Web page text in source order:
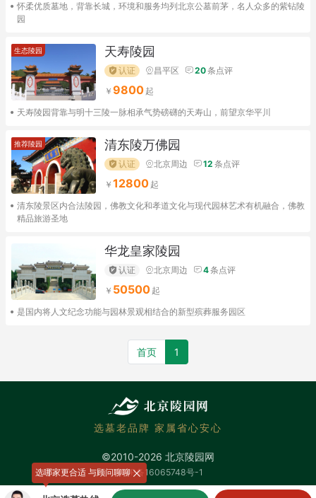
怀柔优质墓地，背靠长城，环境和服务均列北京公墓前茅，名人众多的紫钻陵
园
天寿陵园
认证 昌平区 20条点评
9800
天寿陵园背靠与明十三陵一脉相承气势磅礴的天寿山，前望京华平川
生态陵园
清东陵万佛园
认证 北京周边 12 条点评
12800
清东陵景区内合法陵园，佛教文化和孝道文化与现代园林艺术有机融合，佛教
精品旅游圣地
推荐陵园
华龙皇家陵园
认证 北京周边 4条点评
50500
是国内将人文纪念功能与园林景观相结合的新型殡葬服务园区
首页 1
选哪家更合适 与顾问聊聊
选墓老品牌 家属省心安心
©2010-2026 北京陵园网
京ICP备16065748号-1